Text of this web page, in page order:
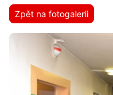
Zpět na fotogalerii